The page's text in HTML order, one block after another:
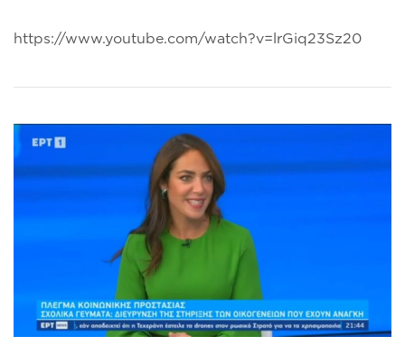
https://www.youtube.com/watch?v=lrGiq23Sz20